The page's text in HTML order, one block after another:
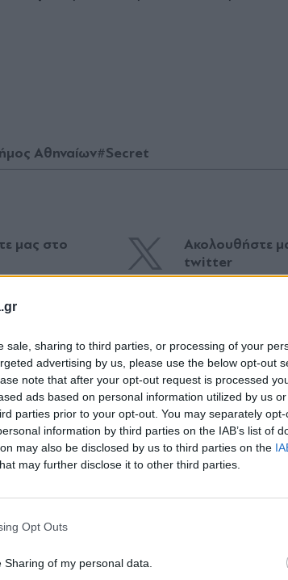
sale, sharing to third parties, or processing of your
advertising by us, please use the below opt-out
note that after your opt-out request is processed
ads based on personal information utilized by us
parties prior to your opt-out. You may separately
information by third parties on the IAB’s list of
may also be disclosed by us to third parties on the
may further disclose it to other third parties.
Opt Outs
of my personal data.
Αθηναίων#Secret
μας στο
Ακολουθήστε
twitter
PARAPOLITIKA
newsletter